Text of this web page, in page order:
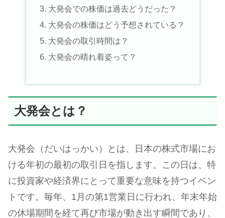
大発会での株価は過去どうだった？
大発会の株価はどう予想されている？
大発会の取引時間は？
大発会の晴れ着姿って？
大発会とは？
大発会（だいはっかい）とは、日本の株式市場にお
ける年初の最初の取引日を指します。この日は、特
に投資家や経済界にとって重要な意味を持つイベン
トです。毎年、1月の第1営業日に行われ、年末年始
の休場期間を経て再び市場が動き出す瞬間であり、